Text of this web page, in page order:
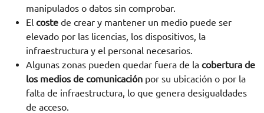
manipulados o datos sin comprobar.
El coste de crear y mantener un medio puede ser
elevado por las licencias, los dispositivos, la
infraestructura y el personal necesarios.
Algunas zonas pueden quedar fuera de la cobertura de
los medios de comunicación por su ubicación o por la
falta de infraestructura, lo que genera desigualdades
de acceso.